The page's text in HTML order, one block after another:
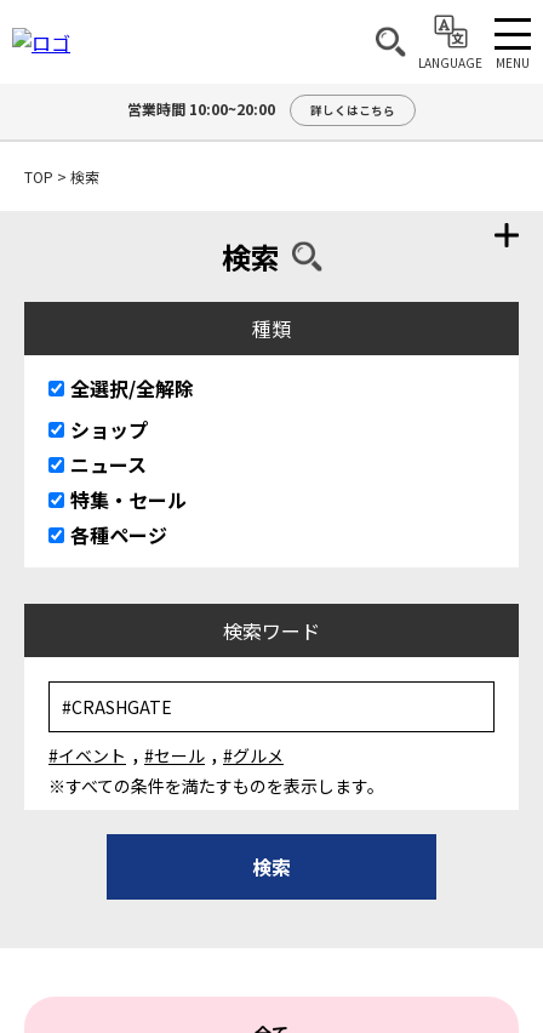
LANGUAGE MENU
営業時間 10:00~20:00 詳しくはこちら
TOP > 検索
検索
種類
全選択/全解除
ショップ
ニュース
特集・セール
各種ページ
検索ワード
#イベント , #セール , #グルメ
※すべての条件を満たすものを表示します。